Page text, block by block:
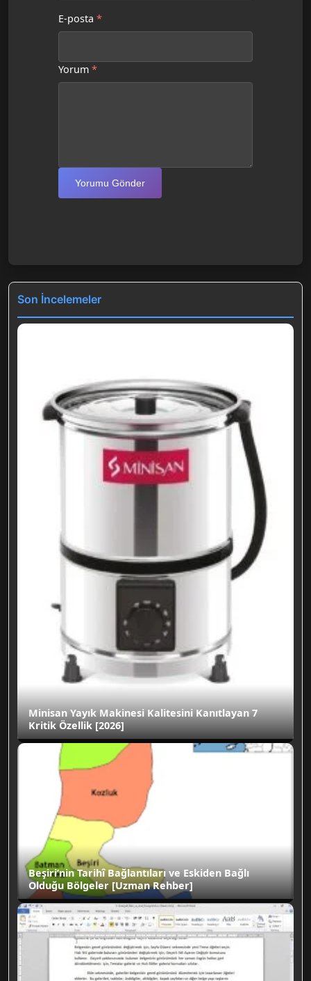
E-posta *
Yorum *
Yorumu Gönder
Son İncelemeler
Minisan Yayık Makinesi Kalitesini Kanıtlayan 7
Kritik Özellik [2026]
Beşiri’nin Tarihî Bağlantıları ve Eskiden Bağlı
Olduğu Bölgeler [Uzman Rehber]